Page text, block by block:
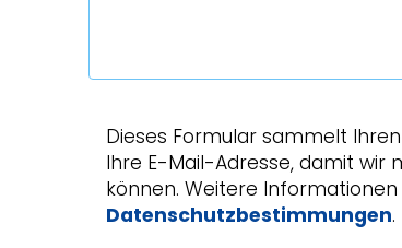
Dieses Formular sammelt
Ihre E-Mail-Adresse, damit wir
können. Weitere
Datenschutzbestimmungen.